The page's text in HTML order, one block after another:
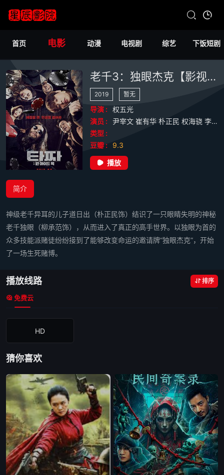
首页 电影 动漫 电视剧 综艺 下饭短剧
老千3：独眼杰克【影视解说】
2019 暂无
导演 :
权五光
演员 :
尹宰文 崔有华 朴正民 权海骁 李光洙
类型 :
豆瓣 :
9.3
播放
简介
神级老千异耳的儿子道日出（朴正民饰）结识了一只眼睛失明的神秘
老千独眼（柳承范饰），从而进入了真正的高手世界。以独眼为首的
众多技能派赌徒纷纷接到了能够改变命运的邀请牌“独眼杰克”，开始
了一场生死赌博。
播放线路 排序
免费云
HD
猜你喜欢